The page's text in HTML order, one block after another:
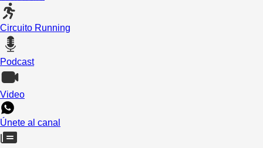
Circuito Running
Podcast
Video
Únete al canal